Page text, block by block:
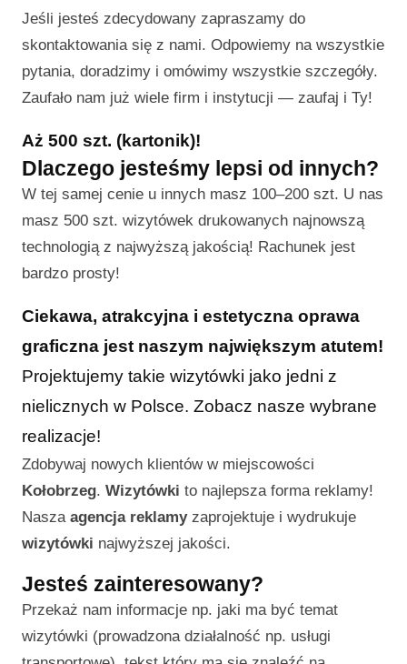
Jeśli jesteś zdecydowany zapraszamy do
skontaktowania się z nami. Odpowiemy na wszystkie
pytania, doradzimy i omówimy wszystkie szczegóły.
Zaufało nam już wiele firm i instytucji — zaufaj i Ty!
Aż 500 szt. (kartonik)!
Dlaczego jesteśmy lepsi od innych?
W tej samej cenie u innych masz 100–200 szt. U nas
masz 500 szt. wizytówek drukowanych najnowszą
technologią z najwyższą jakością! Rachunek jest
bardzo prosty!
Ciekawa, atrakcyjna i estetyczna oprawa
graficzna jest naszym największym atutem!
Projektujemy takie wizytówki jako jedni z
nielicznych w Polsce. Zobacz nasze wybrane
realizacje!
Zdobywaj nowych klientów w miejscowości
Kołobrzeg. Wizytówki to najlepsza forma reklamy!
Nasza agencja reklamyzaprojektuje i wydrukuje
wizytówki najwyższej jakości.
Jesteś zainteresowany?
Przekaż nam informacje np. jaki ma być temat
wizytówki (prowadzona działalność np. usługi